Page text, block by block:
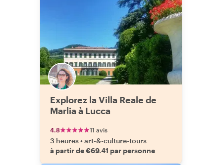
Explorez la Villa Reale de
Marlia à Lucca
4.8 11 avis
3 heures•art-&-culture-tours
à partir de €69.41 par personne